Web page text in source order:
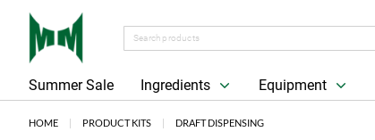
Summer Sale Ingredients Equipment
HOME PRODUCT KITS DRAFT DISPENSING